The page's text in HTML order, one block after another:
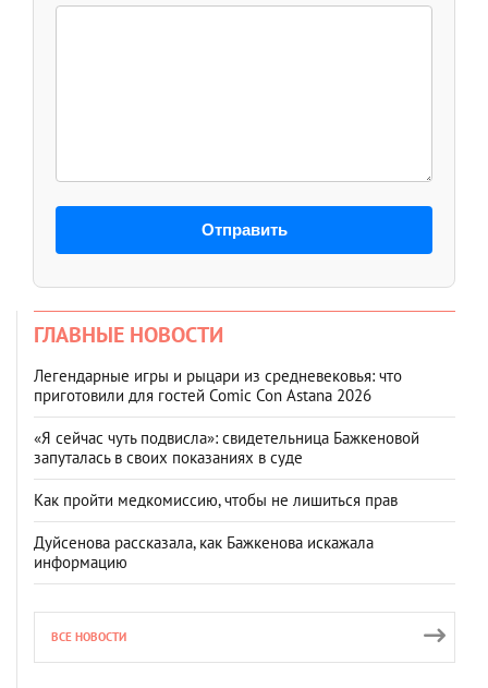
Отправить
ГЛАВНЫЕ НОВОСТИ
Легендарные игры и рыцари из средневековья: что
приготовили для гостей Comic Con Astana 2026
«Я сейчас чуть подвисла»: свидетельница Бажкеновой
запуталась в своих показаниях в суде
Как пройти медкомиссию, чтобы не лишиться прав
Дуйсенова рассказала, как Бажкенова искажала
информацию
ВСЕ НОВОСТИ